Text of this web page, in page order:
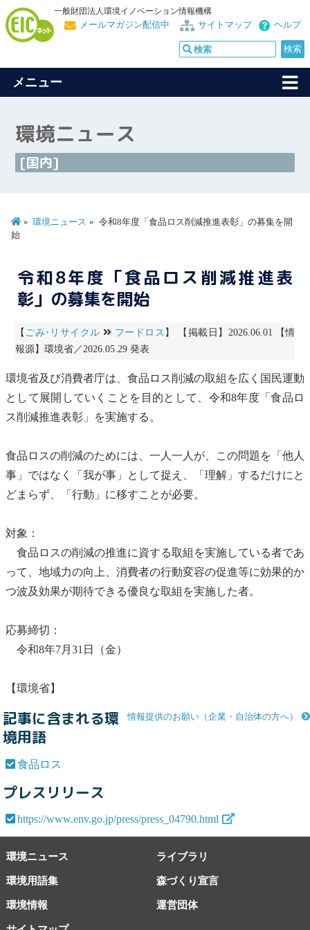
一般財団法人環境イノベーション情報機構
ヘルプ
サイトマップ
メールマガジン配信中
メニュー
環境ニュース
[国内]
環境ニュース
令和8年度「食品ロス削減推進表彰」の募集を開
始
令和8年度「食品ロス削減推進表
彰」の募集を開始
【 ごみ･リサイクル フードロス 】 【掲載日】2026.06.01 【情
報源】環境省／2026.05.29 発表
環境省及び消費者庁は、 食品ロス削減の取組を広く国民運動
として展開していくことを目的として、令和8年度「食品ロ
ス削減推進表彰」を実施する。
食品ロスの削減のためには、一人一人が、この問題を「他人
事」ではなく「我が事」として捉え、「理解」するだけにと
どまらず、「行動」に移すことが必要。
対象：
食品ロスの削減の推進に資する取組を実施している者であ
って、地域力の向上、消費者の行動変容の促進等に効果的か
つ波及効果が期待できる優良な取組を実施した者。
応募締切：
令和8年7月31日（金）
【環境省】
情報提供のお願い（企業・自治体の方へ）
記事に含まれる環
境用語
食品ロス
プレスリリース
https://www.env.go.jp/press/press_04790.html
環境ニュース ライブラリ
環境用語集 森づくり宣言
環境情報 運営団体